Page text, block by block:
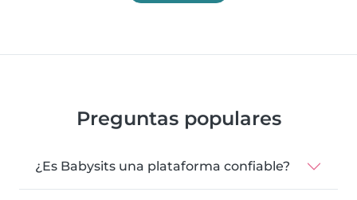
Preguntas populares
¿Es Babysits una plataforma confiable?